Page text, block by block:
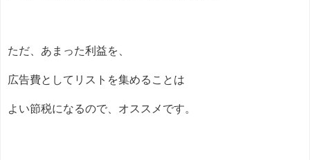
ただ、あまった利益を、
広告費としてリストを集めることは
よい節税になるので、オススメです。